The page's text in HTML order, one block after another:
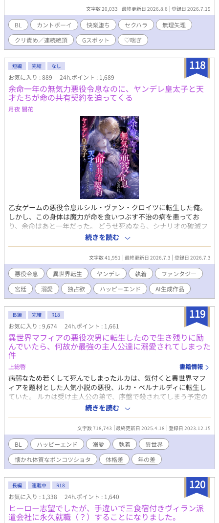
クハラを行う。鈴木にとって神田は、生理的な嫌悪感を抱く対象
だった。 しかしその瞬間、神田は豹変。大柄な体躯で鈴木を組み
伏せ、鈴木が誰にも明かさず隠し続けてきた身体の秘密——
**「カント」**であることを暴いてしまう。
文字数 20,033 最終更新日 2026.8.6 登録日 2026.7.19
BL カントボーイ 快楽堕ち セクハラ
無理矢理
クリ責め／連続絶頂
Gスポット ♡喘ぎ
118
短編 完結 なし
お気に入り : 889 24h.ポイント : 1,689
余命一年の無気力悪役令息なのに、ヤンデレ皇太子と天
才たちが命の共有契約を迫ってくる
月夜 闇花
乙女ゲームの悪役令息ルシル・ヴァン・クロイツに転生した俺。
しかし、この身体は魔力が命を食いつぶす不治の病を患ってお
り、余命はあと一年だった。 どうせ死ぬなら、シナリオの破滅フ
ラグを回避し、誰の記憶にも残らず静かに消え去りたい。 そう願
って王太子アルフレッドに婚約破棄を申し出た。 ――だが、それ
がすべての狂気の始まりだった。 「君の手はひどく冷たいね。ま
るで死人のようだ。……婚約の破棄は認めない」 何も望まず、た
だ消えようとするルシルの儚げな諦観は、逆に攻略対象たちのド
ス黒い支配欲と執着に火をつけてしまう。 ヤンデレ王太子アルフ
レッドの圧倒的な拘束。 実直な騎士ガレッドの盲目的な献身。 天
才魔術師ノアの狂気的な探究。 ルシルが死の淵へ沈み込もうとし
たとき、三人は神の理に逆らう禁忌の魔術を実行する。 それは、
自らの命と魔力をルシルの身体へ直接繋ぎ止める『命の共有契
約』だった――。 「君はもう、どこへも行けない。永遠に、私た
ちと共にあるんだ」 死んで逃げることすら許されない豪奢な鳥籠
の中、悪役令息は息が詰まるほど甘い絶望と幸福に溺れていく。
ヤンデレ執着BLファンタジー、ここに開幕。
続きを読む
文字数 41,951 最終更新日 2026.7.3 登録日 2026.7.3
悪役令息 異世界転生 ヤンデレ 執着
ファンタジー
宮廷
溺愛 独占欲 ハッピーエンド AI生成作品
119
長編 完結 R18
お気に入り : 9,674 24h.ポイント : 1,661
異世界マフィアの悪役次男に転生したので生き残りに励
んでいたら、何故か最強の主人公達に溺愛されてしまった
件
上総啓 書籍情報
病弱なため若くして死んでしまったルカは、気付くと異世界マフ
ィアを題材とした人気小説の悪役、ルカ・ベルナルディに転生し
ていた。 ルカは受け主人公の弟で、序盤で殺されてしまう予定の
小物な悪役。せっかく生まれ変わったのにすぐに死んでしまうな
んて理不尽だ！と憤ったルカは、生存のために早速行動を開始す
る。 その結果ルカは、小説では最悪の仲だった兄への媚売りに成
功しすぎてしまい、兄を立派なブラコンに成長させてしまった。
受け要素を全て排して攻めっぽくなってしまった兄は、本来恋人
になるはずの攻め主人公を『弟を狙う不届きもの』として目の敵
にするように。 更には兄に惚れるはずの攻め主人公も、兄ではな
くルカに執着するようになり──？ 冷酷無情なマフィア攻め×ポ
ンコツショタ受け 怖がりなポンコツショタがマフィアのヤバい人
達からの総愛されと執着に気付かず、クールを演じて生き残りに
励む話。
続きを読む
文字数 718,743 最終更新日 2025.4.18 登録日 2023.12.15
BL ハッピーエンド 溺愛 執着
異世界
懐かれ体質なポンコツショタ
体格差 年の差
120
長編 連載中 R18
お気に入り : 1,338 24h.ポイント : 1,640
ヒーロー志望でしたが、手違いで三食宿付きヴィラン派
遣会社に永久就職（？）することになりました。